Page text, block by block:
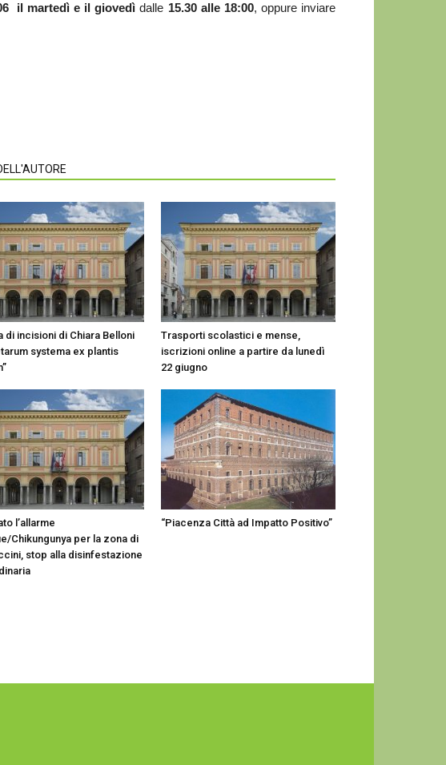
il martedì e il giovedìdalle 15.30 alle 18:00, oppure inviare
di incisioni di Chiara Belloni
systema ex plantis
Trasporti scolastici e mense,
iscrizioni online a partire da lunedì
22 giugno
l’allarme
Chikungunya per la zona di
stop alla disinfestazione
“Piacenza Città ad Impatto Positivo”